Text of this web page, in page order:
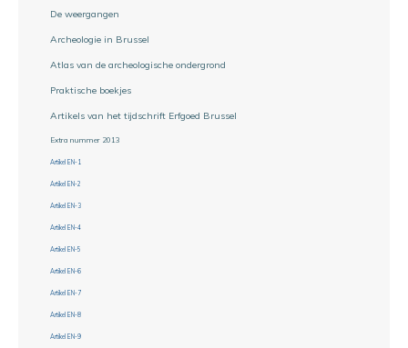
De weergangen
Archeologie in Brussel
Atlas van de archeologische ondergrond
Praktische boekjes
Artikels van het tijdschrift Erfgoed Brussel
Extra nummer 2013
Artikel EN-1
Artikel EN-2
Artikel EN-3
Artikel EN-4
Artikel EN-5
Artikel EN-6
Artikel EN-7
Artikel EN-8
Artikel EN-9